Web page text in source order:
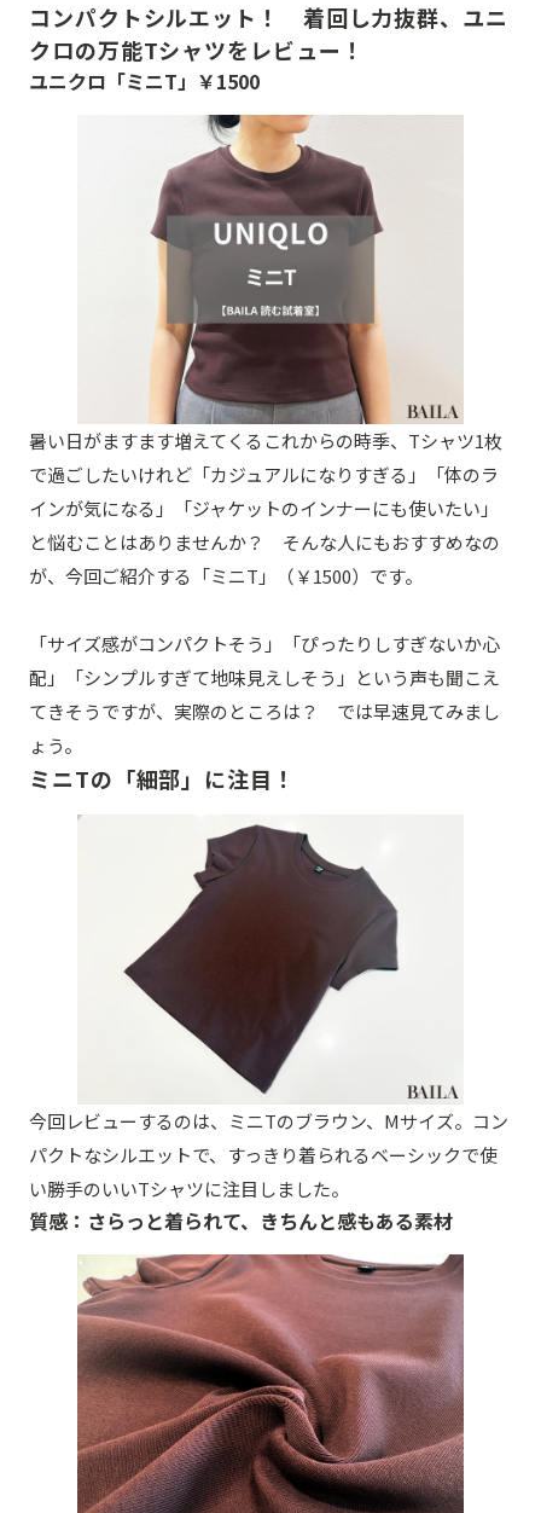
コンパクトシルエット！ 着回し力抜群、ユニ
クロの万能Tシャツをレビュー！
ユニクロ「ミニT」￥1500
暑い日がますます増えてくるこれからの時季、Tシャツ1枚
で過ごしたいけれど「カジュアルになりすぎる」「体のラ
インが気になる」「ジャケットのインナーにも使いたい」
と悩むことはありませんか？ そんな人にもおすすめなの
が、今回ご紹介する「ミニT」（￥1500）です。
「サイズ感がコンパクトそう」「ぴったりしすぎないか心
配」「シンプルすぎて地味見えしそう」という声も聞こえ
てきそうですが、実際のところは？ では早速見てみまし
ょう。
ミニTの「細部」に注目！
今回レビューするのは、ミニTのブラウン、Mサイズ。コン
パクトなシルエットで、すっきり着られるベーシックで使
い勝手のいいTシャツに注目しました。
質感：さらっと着られて、きちんと感もある素材